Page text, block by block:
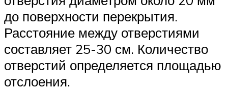
до поверхности перекрытия.
Расстояние между отверстиями
составляет 25-30 см. Количество
отверстий определяется площадью
отслоения.